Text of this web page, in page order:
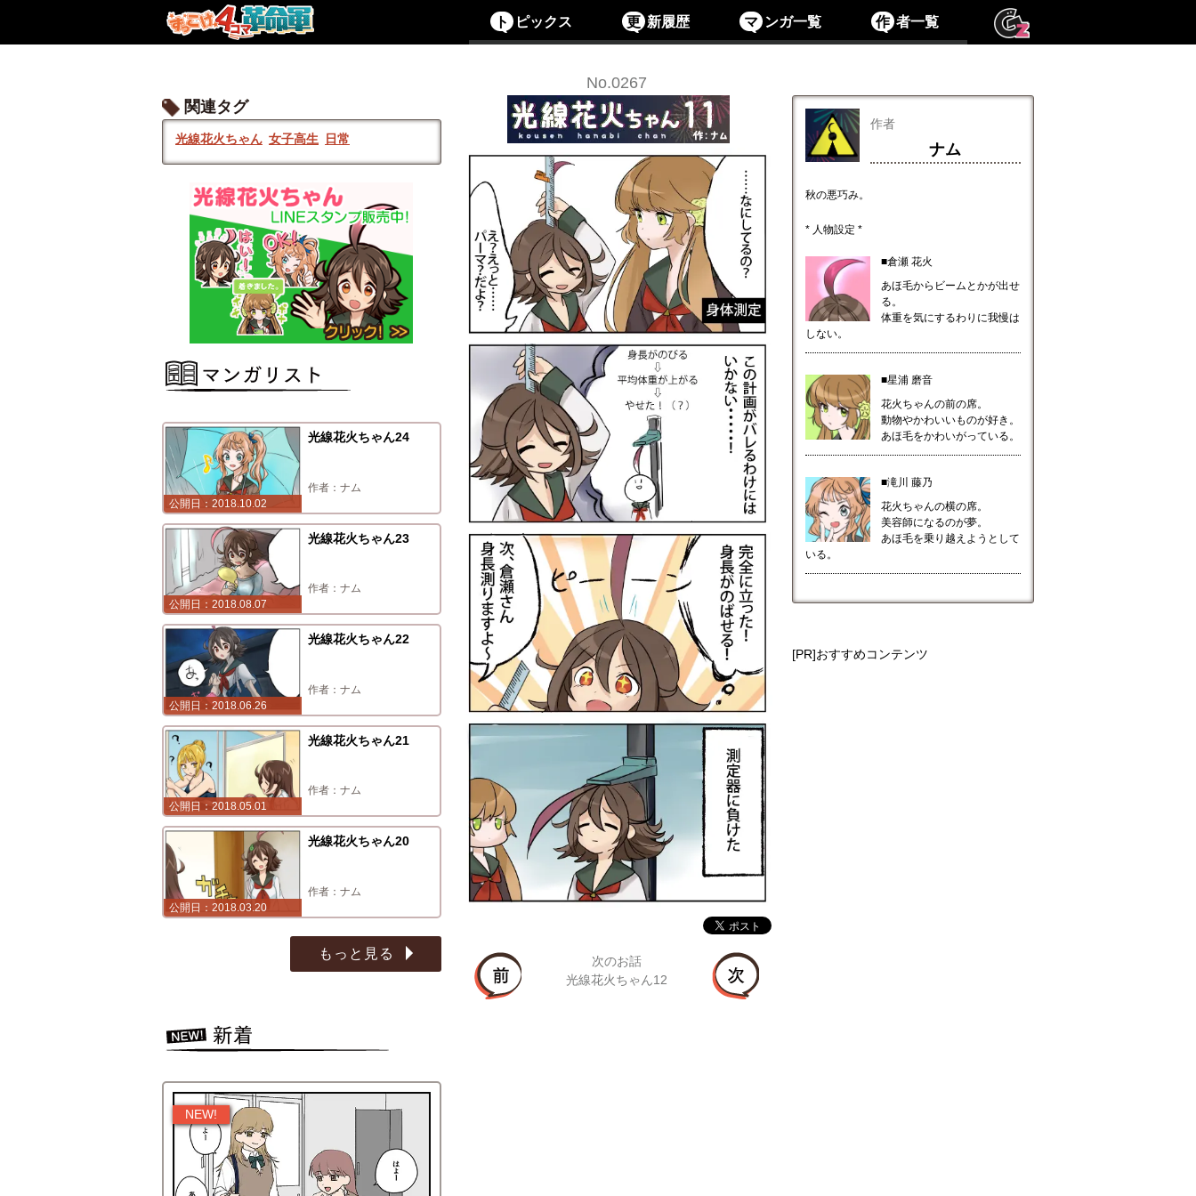
ト ピックス 更 新履歴 マ ンガ一覧 作 者一覧
No.0267
次のお話
光線花火ちゃん12
作者
ナム
秋の悪巧み。
* 人物設定 *
■倉瀬 花火
あほ毛からビームとかが出せ
る。
体重を気にするわりに我慢は
しない。
■星浦 磨音
花火ちゃんの前の席。
動物やかわいいものが好き。
あほ毛をかわいがっている。
■滝川 藤乃
花火ちゃんの横の席。
美容師になるのが夢。
あほ毛を乗り越えようとして
いる。
[PR]おすすめコンテンツ
関連タグ
光線花火ちゃん 女子高生 日常
2018.10.02
光線花火ちゃん24
ナム
2018.08.07
光線花火ちゃん23
ナム
2018.06.26
光線花火ちゃん22
ナム
2018.05.01
光線花火ちゃん21
ナム
2018.03.20
光線花火ちゃん20
ナム
もっと見る